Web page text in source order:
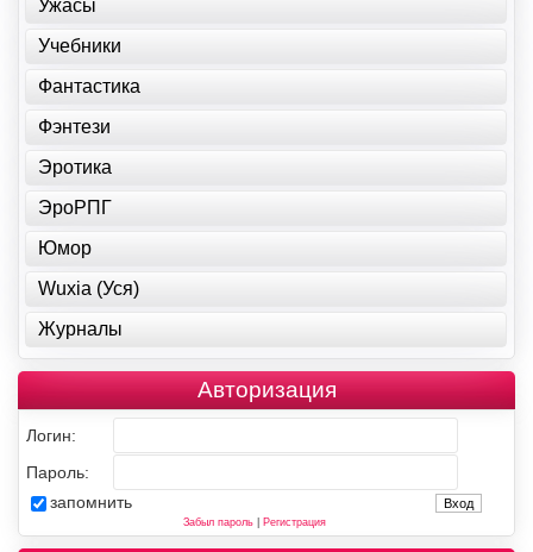
Ужасы
Учебники
Фантастика
Фэнтези
Эротика
ЭроРПГ
Юмор
Wuxia (Уся)
Журналы
Авторизация
Логин:
Пароль:
запомнить
Забыл пароль| Регистрация